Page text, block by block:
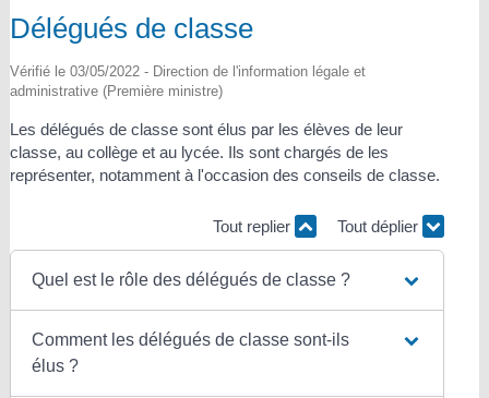
Délégués de classe
Vérifié le 03/05/2022 - Direction de l'information légale et
administrative (Première ministre)
Les délégués de classe sont élus par les élèves de leur
classe, au collège et au lycée. Ils sont chargés de les
représenter, notamment à l'occasion des conseils de classe.
Tout replier Tout déplier
Quel est le rôle des délégués de classe ?
Comment les délégués de classe sont-ils
élus ?